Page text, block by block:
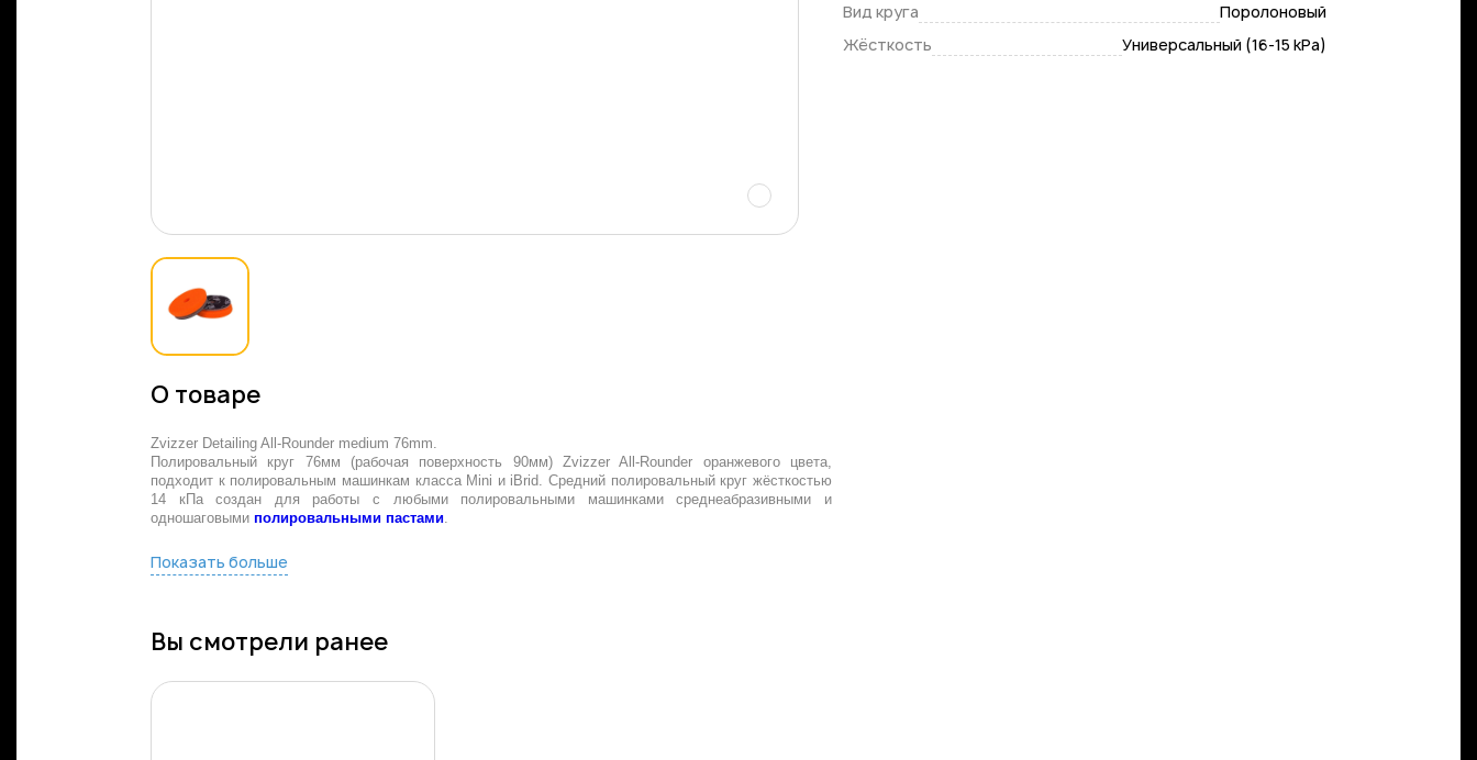
Вид круга
Поролоновый
Жёсткость
Универсальный (16-15 kPa)
О товаре
Zvizzer Detailing All-Rounder medium 76mm.
Полировальный круг 76мм (рабочая поверхность 90мм) Zvizzer All-Rounder оранжевого цвета,
подходит к полировальным машинкам класса Mini и iBrid. Средний полировальный круг жёсткостью
14 кПа создан для работы с любыми полировальными машинками среднеабразивными и
одношаговыми полировальными пастами.
Показать больше
Вы смотрели ранее